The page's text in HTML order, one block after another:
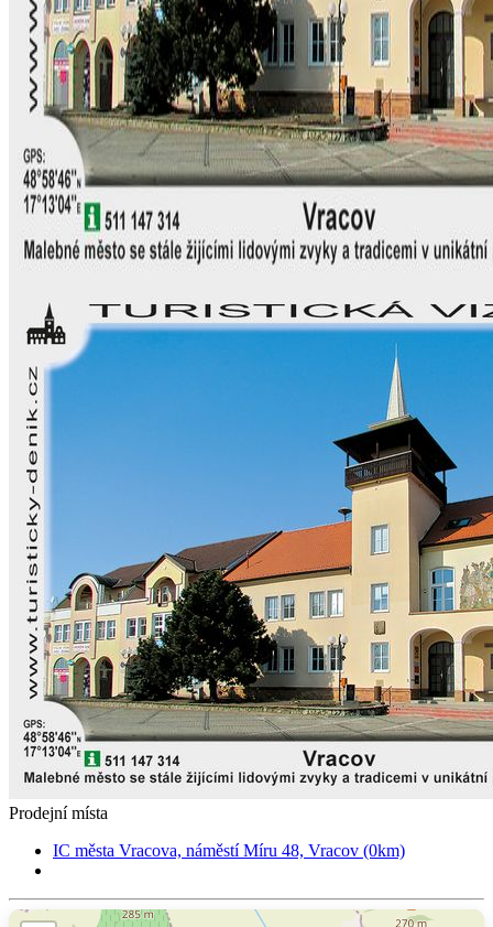
Prodejní místa
IC města Vracova, náměstí Míru 48, Vracov (0km)